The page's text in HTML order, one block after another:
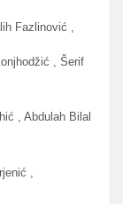
Fazlinović ,
, Šerif
, Abdulah Bilal
,